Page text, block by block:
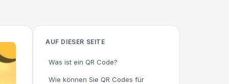
AUF DIESER SEITE
Was ist ein QR Code?
Wie können Sie QR Codes für